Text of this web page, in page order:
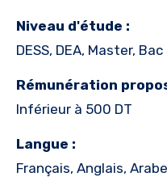
Niveau d'étude :
DESS, DEA, Master,
Rémunération
Inférieur à 500 DT
Langue :
Français, Anglais, Arabe